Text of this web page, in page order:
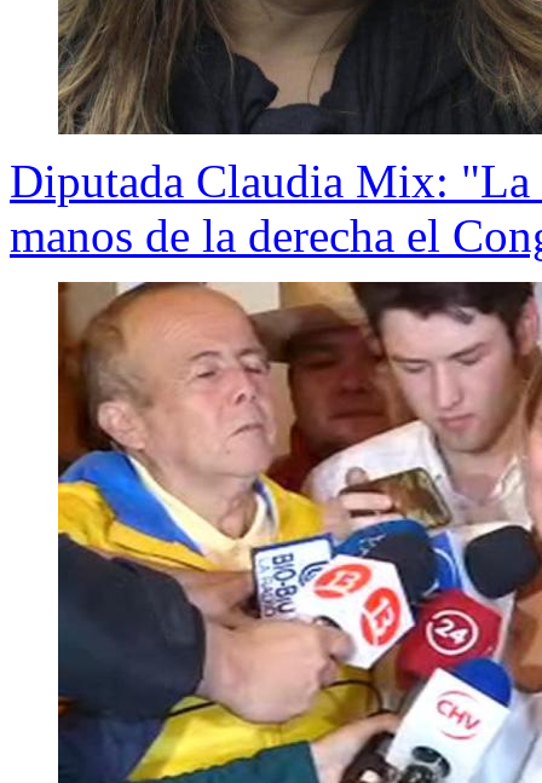
Diputada Claudia Mix: "La
manos de la derecha el